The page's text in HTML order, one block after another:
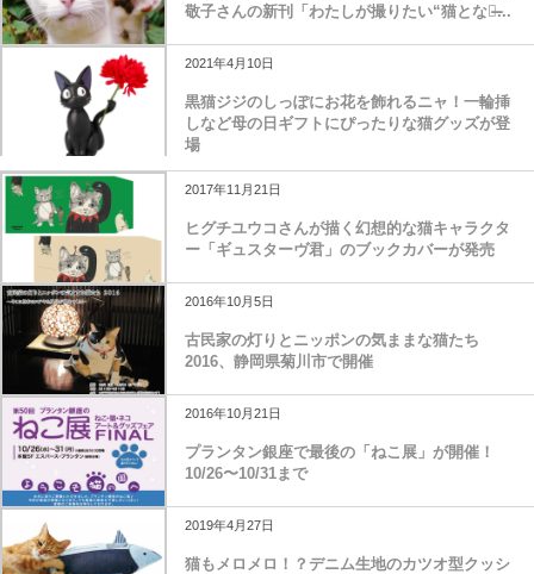
敬子さんの新刊「わたしが撮りたい“猫となり̶...
2021年4月10日
黒猫ジジのしっぽにお花を飾れるニャ！一輪挿
しなど母の日ギフトにぴったりな猫グッズが登
場
2017年11月21日
ヒグチユウコさんが描く幻想的な猫キャラクタ
ー「ギュスターヴ君」のブックカバーが発売
2016年10月5日
古民家の灯りとニッポンの気ままな猫たち
2016、静岡県菊川市で開催
2016年10月21日
プランタン銀座で最後の「ねこ展」が開催！
10/26〜10/31まで
2019年4月27日
猫もメロメロ！？デニム生地のカツオ型クッシ